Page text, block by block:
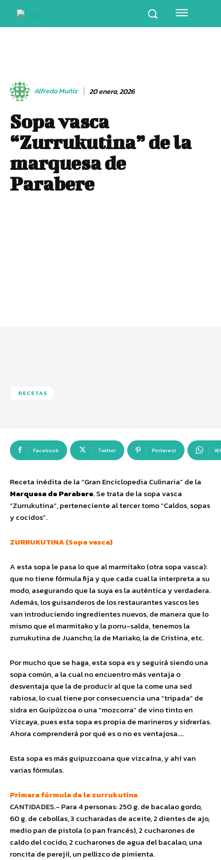
Alfredo Muñiz 20 enero, 2026
Sopa vasca
“Zurrukutina” de la
marquesa de
Parabere
RECETAS
Facebook Twitter Pinterest
Receta inédita de la “Gran Enciclopedia Culinaria” de la
Marquesa de Parabere. Se trata de la sopa vasca
“Zurrukutina”, perteneciente al tercer tomo “Caldos, sopas
y cocidos”.
ZURRUKUTINA (Sopa vasca)
A esta sopa le pasa lo que al marmitako (otra sopa vasca):
que no tiene fórmula fija y que cada cual la interpreta a su
modo, asegurando que la suya es la auténtica y verdadera.
Además, los guisanderos de los restaurantes vascos les
van introduciendo ingredientes nuevos, de manera que lo
mismo que el marmitako y la porru-salda, tenemos la
zurrukutina de Juancho, la de Mariako, la de Cristina, etc.
Por mucho que se haga, esta sopa es y seguirá siendo una
sopa común, a la cual no encuentro más ventaja o
desventaja que la de producir al que la come una sed
rabiosa, lo cual tiene por consecuencia una “tripada” de
sidra en Guipúzcoa o una “mozcorra” de vino tinto en
Vizcaya, pues esta sopa es propia de marineros y sidrerías.
Ahora comprenderá por qué es o no es ventajosa….
Esta sopa es más guipuzcoana que vizcaína, y ahí van
varias fórmulas.
Primera fórmula de la zurrukutina
CANTIDADES.- Para 4 personas: 250 g. de bacalao gordo,
60 g. de cebollas, 3 cucharadas de aceite, 2 dientes de ajo,
medio pan de pistola (o pan francés), 2 cucharones de
caldo del cocido, 2 cucharones de agua del bacalao, una
roncita de perejil, un pellizco de pimienta.